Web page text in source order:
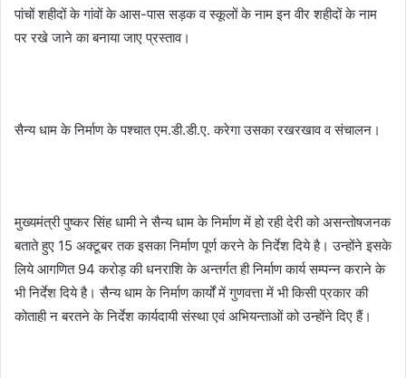
पांचों शहीदों के गांवों के आस-पास सड़क व स्कूलों के नाम इन वीर शहीदों के नाम
पर रखे जाने का बनाया जाए प्रस्ताव।
सैन्य धाम के निर्माण के पश्चात एम.डी.डी.ए. करेगा उसका रखरखाव व संचालन।
मुख्यमंत्री पुष्कर सिंह धामी ने सैन्य धाम के निर्माण में हो रही देरी को असन्तोषजनक
बताते हुए 15 अक्टूबर तक इसका निर्माण पूर्ण करने के निर्देश दिये है। उन्होंने इसके
लिये आगणित 94 करोड़ की धनराशि के अन्तर्गत ही निर्माण कार्य सम्पन्न कराने के
भी निर्देश दिये है। सैन्य धाम के निर्माण कार्यों में गुणवत्ता में भी किसी प्रकार की
कोताही न बरतने के निर्देश कार्यदायी संस्था एवं अभियन्ताओं को उन्होंने दिए हैं।